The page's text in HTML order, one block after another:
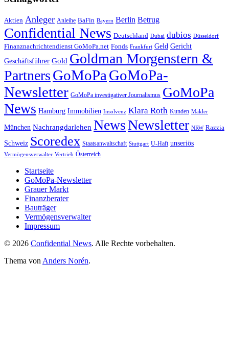
Aktien Anleger Anleihe BaFin Bayern Berlin Betrug
Confidential News Deutschland Dubai dubios Düsseldorf
Finanznachrichtendienst GoMoPa.net Fonds Frankfurt Geld Gericht
Geschäftsführer Gold Goldman Morgenstern &
PartnersGoMoPa GoMoPa-
Newsletter GoMoPa investigativer Journalismus GoMoPa
News Hamburg Immobilien Insolvenz Klara Roth Kunden Makler
München Nachrangdarlehen NewsNewsletter NRW Razzia
Schweiz Scoredex Staatsanwaltschaft Stuttgart U-Haft unseriös
Vermögensverwalter Vertrieb Österreich
Startseite
GoMoPa-Newsletter
Grauer Markt
Finanzberater
Bauträger
Vermögensverwalter
Impressum
© 2026 Confidential News. Alle Rechte vorbehalten.
Thema von Anders Norén.